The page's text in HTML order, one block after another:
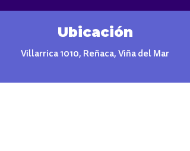
Ubicación
Villarrica 1010, Reñaca, Viña del Mar